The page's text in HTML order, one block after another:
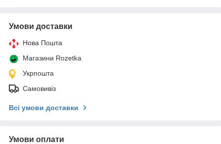
Умови доставки
Нова Пошта
Магазини Rozetka
Укрпошта
Самовивіз
Всі умови доставки
Умови оплати